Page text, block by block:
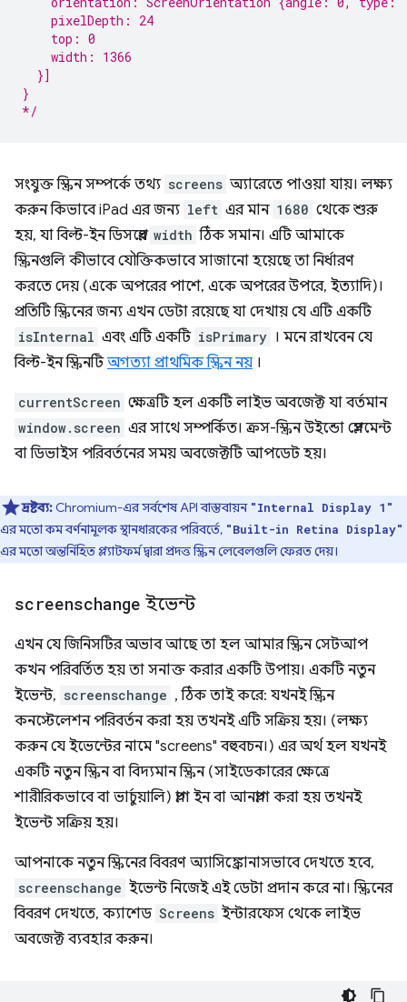
    pixelDepth: 24
    top: 0
    width: 1366
  }]
}
*/
সংযুক্ত স্ক্রিন সম্পর্কে তথ্য screens অ্যারেতে পাওয়া যায়। লক্ষ্য
করুন কিভাবে iPad এর জন্য left এর মান 1680 থেকে শুরু
হয়, যা বিল্ট-ইন ডিসপ্লের width ঠিক সমান। এটি আমাকে
স্ক্রিনগুলি কীভাবে যৌক্তিকভাবে সাজানো হয়েছে তা নির্ধারণ
করতে দেয় (একে অপরের পাশে, একে অপরের উপরে, ইত্যাদি)।
প্রতিটি স্ক্রিনের জন্য এখন ডেটা রয়েছে যা দেখায় যে এটি একটি
isInternal এবং এটি একটি isPrimary । মনে রাখবেন যে
বিল্ট-ইন স্ক্রিনটিঅগত্যা প্রাথমিক স্ক্রিন নয় ।
currentScreen ক্ষেত্রটি হল একটি লাইভ অবজেক্ট যা বর্তমান
window.screen এর সাথে সম্পর্কিত। ক্রস-স্ক্রিন উইন্ডো প্লেসমেন্ট
বা ডিভাইস পরিবর্তনের সময় অবজেক্টটি আপডেট হয়।
দ্রষ্টব্য: Chromium-এর সর্বশেষ API বাস্তবায়ন "Internal Display 1"
এর মতো কম বর্ণনামূলক স্থানধারকের পরিবর্তে, "Built-in Retina Display"
এর মতো অন্তর্নিহিত প্ল্যাটফর্ম দ্বারা প্রদত্ত স্ক্রিন লেবেলগুলি ফেরত দেয়।
screenschange ইভেন্ট
এখন যে জিনিসটির অভাব আছে তা হল আমার স্ক্রিন সেটআপ
কখন পরিবর্তিত হয় তা সনাক্ত করার একটি উপায়। একটি নতুন
ইভেন্ট, screenschange , ঠিক তাই করে: যখনই স্ক্রিন
কনস্টেলেশন পরিবর্তন করা হয় তখনই এটি সক্রিয় হয়। (লক্ষ্য
করুন যে ইভেন্টের নামে "screens" বহুবচন।) এর অর্থ হল যখনই
একটি নতুন স্ক্রিন বা বিদ্যমান স্ক্রিন (সাইডেকারের ক্ষেত্রে
শারীরিকভাবে বা ভার্চুয়ালি) প্লাগ ইন বা আনপ্লাগ করা হয় তখনই
ইভেন্ট সক্রিয় হয়।
আপনাকে নতুন স্ক্রিনের বিবরণ অ্যাসিঙ্ক্রোনাসভাবে দেখতে হবে,
screenschange ইভেন্ট নিজেই এই ডেটা প্রদান করে না। স্ক্রিনের
বিবরণ দেখতে, ক্যাশেড Screens ইন্টারফেস থেকে লাইভ
অবজেক্ট ব্যবহার করুন।